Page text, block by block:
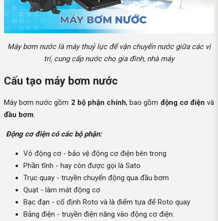
Máy bơm nước là máy thuỷ lực để vận chuyển nước giữa các vị
trí, cung cấp nước cho gia đình, nhà máy
Cấu tạo máy bơm nước
Máy bơm nước gồm 2 bộ phận chính, bao gồm động cơ điện và
đầu bơm
Động cơ điện có các bộ phận:
Vỏ động cơ - bảo vệ động cơ điện bên trong
Phần tĩnh - hay còn được gọi là Sato
Trục quay - truyền chuyển động qua đầu bơm
Quạt - làm mát động cơ
Bạc đạn - cố định Roto và là điểm tựa để Roto quay
Bảng điện - truyền điện năng vào động cơ điện.